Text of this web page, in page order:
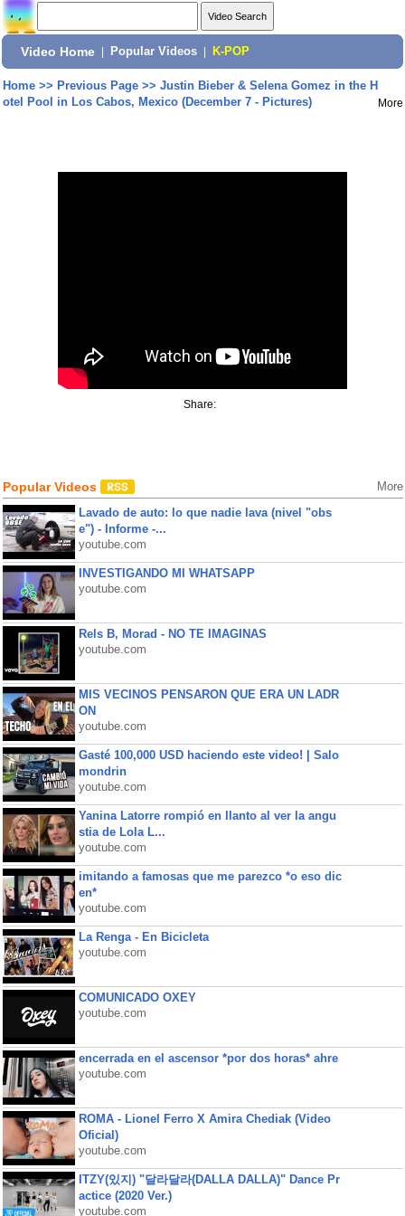
Video Home Popular Videos K-POP
Home>> Previous Page>> Justin Bieber & Selena Gomez in the H
otel Pool in Los Cabos, Mexico (December 7 - Pictures)
More
Share:
Popular Videos More
Lavado de auto: lo que nadie lava (nivel "obs
e") - Informe -...
youtube.com
INVESTIGANDO MI WHATSAPP
youtube.com
Rels B, Morad - NO TE IMAGINAS
youtube.com
MIS VECINOS PENSARON QUE ERA UN LADR
ON
youtube.com
Gasté 100,000 USD haciendo este video! | Salo
mondrin
youtube.com
Yanina Latorre rompió en llanto al ver la angu
stia de Lola L...
youtube.com
imitando a famosas que me parezco *o eso dic
en*
youtube.com
La Renga - En Bicicleta
youtube.com
COMUNICADO OXEY
youtube.com
encerrada en el ascensor *por dos horas* ahre
youtube.com
ROMA - Lionel Ferro X Amira Chediak (Video
Oficial)
youtube.com
ITZY(있지) "달라달라(DALLA DALLA)" Dance Pr
actice (2020 Ver.)
youtube.com